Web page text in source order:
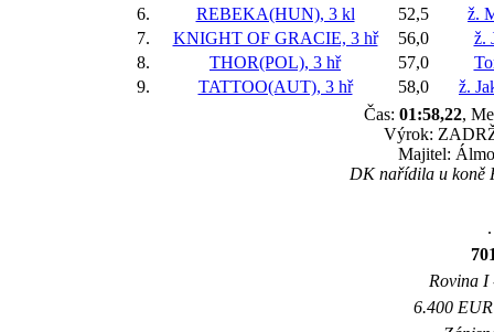
6.
REBEKA(HUN), 3 kl 52,5
ž.
7.
KNIGHT OF GRACIE, 3 hř 56,0
ž.
8.
THOR(POL), 3 hř 57,0
9.
TATTOO(AUT), 3 hř 58,0
ž.
Čas: 01:58,22,
Výrok:
Majitel:
DK nařídila u koně
Rovina I
6.400